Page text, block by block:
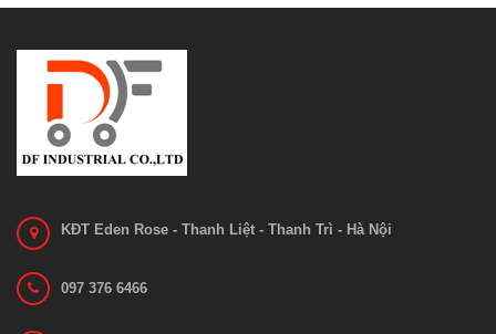
KĐT Eden Rose - Thanh Liệt - Thanh Trì - Hà Nội
097 376 6466